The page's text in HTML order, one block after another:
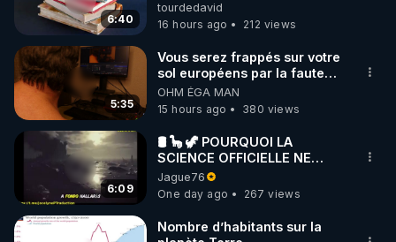
6:40
tourdedavid
16 hours ago
212 views
5:35
Vous serez frappés sur votre
sol européens par la faute
des dirigeants qui s'en
mettent dans le nez
OHM ÉGA MAN
15 hours ago
380 views
6:09
🛢 🦕 🦖 POURQUOI LA
SCIENCE OFFICIELLE NE
CONNAÎT-ELLE PAS LA VRAIE
ORIGINE DU PÉTROLE ?
Jague76
One day ago
267 views
Nombre d’habitants sur la